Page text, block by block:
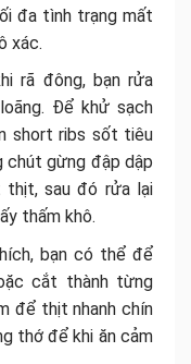
đa tình trạng mất
xác.
rã đông, bạn rửa
Để khử sạch
short ribs sốt tiêu
chút gừng đập dập
thịt, sau đó rửa lại
thấm khô.
bạn có thể để
cắt thành từng
để thịt nhanh chín
thớ để khi ăn cảm